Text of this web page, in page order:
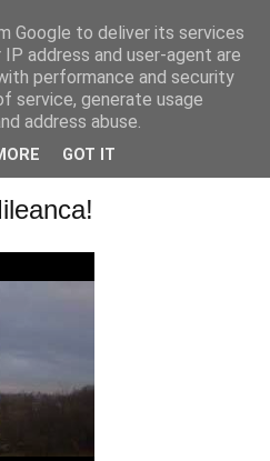
de informație și opinie;
Google to deliver its services
address and user-agent are
performance and security
service, generate usage
address abuse.
GOT IT